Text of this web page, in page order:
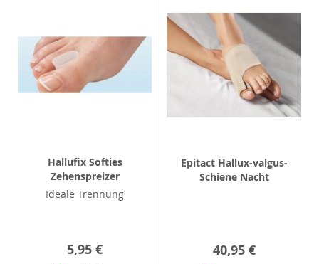
Hallufix Softies
Zehenspreizer
Ideale Trennung
5,95 €
Epitact Hallux-valgus-
Schiene Nacht
40,95 €